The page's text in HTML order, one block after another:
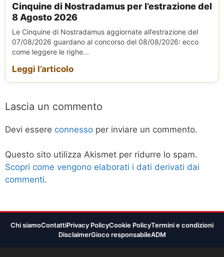
Cinquine di Nostradamus per l’estrazione del
8 Agosto 2026
Le Cinquine di Nostradamus aggiornate all’estrazione del
07/08/2026 guardano al concorso del 08/08/2026: ecco
come leggere le righe...
Leggi l’articolo
Lascia un commento
Devi essere connesso per inviare un commento.
Questo sito utilizza Akismet per ridurre lo spam.
Scopri come vengono elaborati i dati derivati dai
commenti.
Chi siamoContattiPrivacy PolicyCookie PolicyTermini e condizioni
DisclaimerGioco responsabileADM